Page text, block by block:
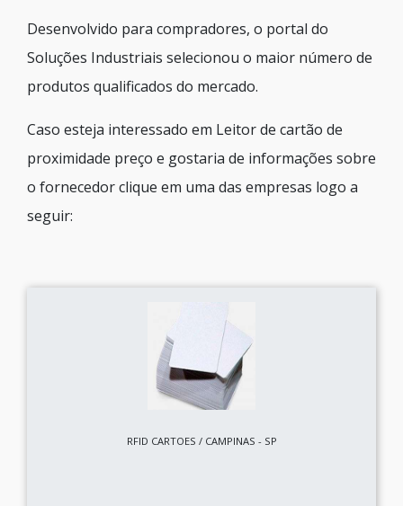
Desenvolvido para compradores, o portal do
Soluções Industriais selecionou o maior número de
produtos qualificados do mercado.
Caso esteja interessado em Leitor de cartão de
proximidade preço e gostaria de informações sobre
o fornecedor clique em uma das empresas logo a
seguir:
RFID CARTOES / CAMPINAS - SP